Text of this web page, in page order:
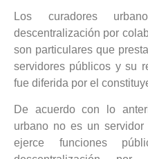
Los curadores
descentralización por
son particulares que
servidores públicos y su
fue diferida por el
De acuerdo con lo
urbano no es un
ejerce funciones